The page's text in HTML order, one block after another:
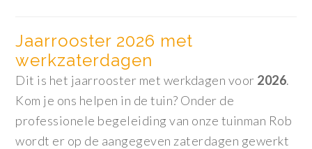
Jaarrooster 2026 met
werkzaterdagen
Dit is het jaarrooster met werkdagen voor 2026.
Kom je ons helpen in de tuin? Onder de
professionele begeleiding van onze tuinman Rob
wordt er op de aangegeven zaterdagen gewerkt